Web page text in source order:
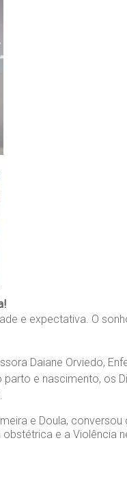
e expectativa. O
Daiane Orviedo,
e nascimento, os
e Doula,
e a Violência